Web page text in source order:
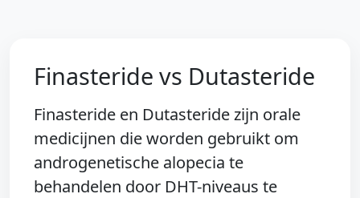
Finasteride vs Dutasteride
Finasteride en Dutasteride zijn orale
medicijnen die worden gebruikt om
androgenetische alopecia te
behandelen door DHT-niveaus te